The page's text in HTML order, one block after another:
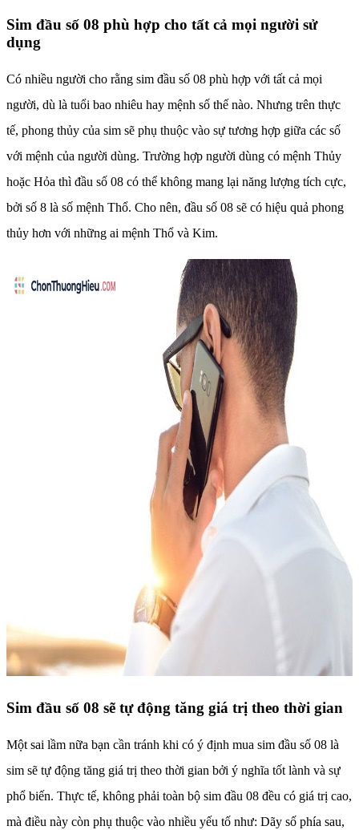
Sim đầu số 08 phù hợp cho tất cả mọi người sử
dụng
Có nhiều người cho rằng sim đầu số 08 phù hợp với tất cả mọi
người, dù là tuổi bao nhiêu hay mệnh số thế nào. Nhưng trên thực
tế, phong thủy của sim sẽ phụ thuộc vào sự tương hợp giữa các số
với mệnh của người dùng. Trường hợp người dùng có mệnh Thủy
hoặc Hỏa thì đầu số 08 có thể không mang lại năng lượng tích cực,
bởi số 8 là số mệnh Thổ. Cho nên, đầu số 08 sẽ có hiệu quả phong
thủy hơn với những ai mệnh Thổ và Kim.
Sim đầu số 08 sẽ tự động tăng giá trị theo thời gian
Một sai lầm nữa bạn cần tránh khi có ý định mua sim đầu số 08 là
sim sẽ tự động tăng giá trị theo thời gian bởi ý nghĩa tốt lành và sự
phổ biến. Thực tế, không phải toàn bộ sim đầu 08 đều có giá trị cao,
mà điều này còn phụ thuộc vào nhiều yếu tố như: Dãy số phía sau,